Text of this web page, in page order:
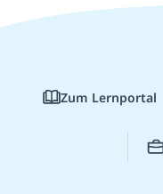
Zum Lernportal